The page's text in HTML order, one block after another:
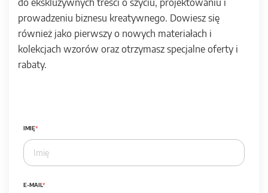
do ekskluzywnych treści o szyciu, projektowaniu i
prowadzeniu biznesu kreatywnego. Dowiesz się
również jako pierwszy o nowych materiałach i
kolekcjach wzorów oraz otrzymasz specjalne oferty i
rabaty.
IMIĘ
E-MAIL